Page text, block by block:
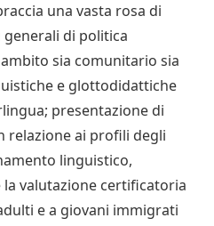
una vasta rosa di
di politica
sia comunitario sia
e glottodidattiche
presentazione di
relazione ai profili degli
linguistico,
la valutazione certificatoria
e a giovani immigrati